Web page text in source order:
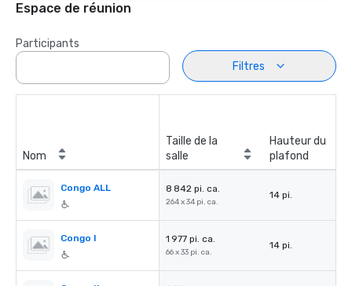
Espace de réunion
Participants
Filtres
Nom
Taille de la
salle
Hauteur du
plafond
Congo ALL 8 842 pi. ca.
264 x 34 pi. ca.
14 pi.
Congo I 1 977 pi. ca.
66 x 33 pi. ca.
14 pi.